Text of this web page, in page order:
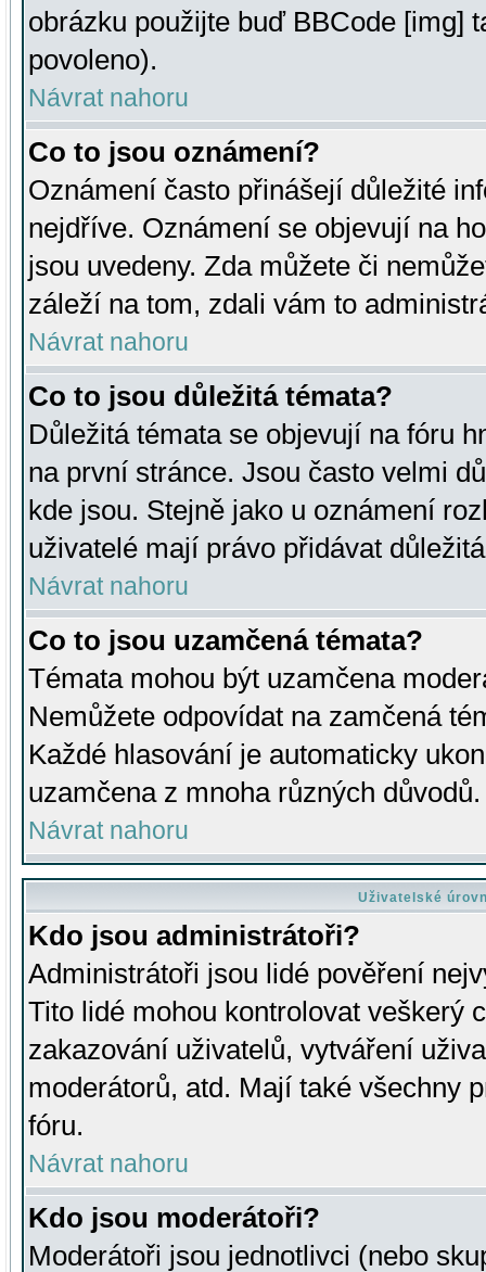
obrázku použijte buď BBCode [img]
povoleno).
Návrat nahoru
Co to jsou oznámení?
Oznámení často přinášejí důležité
nejdříve. Oznámení se objevují na
jsou uvedeny. Zda můžete či
záleží na tom, zdali vám to
Návrat nahoru
Co to jsou důležitá témata?
Důležitá témata se objevují na fóru
na první stránce. Jsou často velmi
kde jsou. Stejně jako u oznámení
uživatelé mají právo přidávat
Návrat nahoru
Co to jsou uzamčená témata?
Témata mohou být uzamčena
Nemůžete odpovídat na zamčená
Každé hlasování je automaticky
uzamčena z mnoha různých důvodů.
Návrat nahoru
Uživatelské
Kdo jsou administrátoři?
Administrátoři jsou lidé pověření
Tito lidé mohou kontrolovat veškerý
zakazování uživatelů, vytváření
moderátorů, atd. Mají také všechny
fóru.
Návrat nahoru
Kdo jsou moderátoři?
Moderátoři jsou jednotlivci (nebo